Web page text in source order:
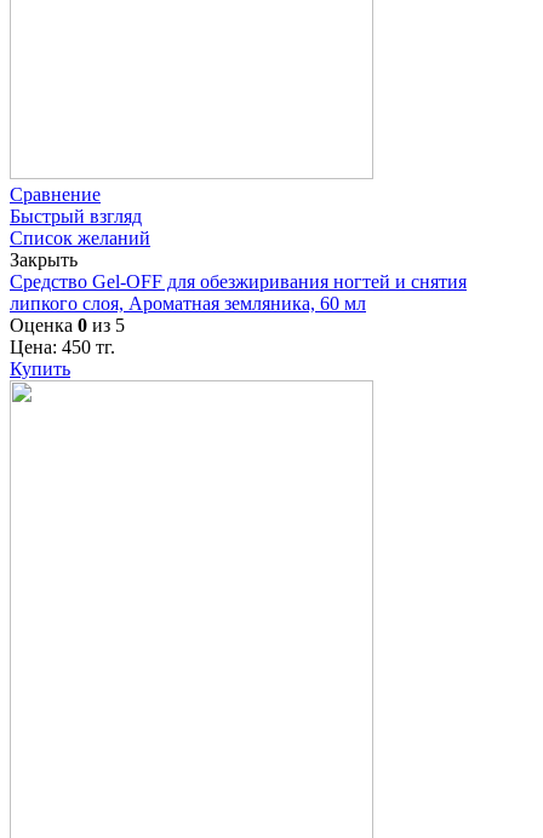
Сравнение
Быстрый взгляд
Список желаний
Закрыть
Средство Gel-OFF для обезжиривания ногтей и снятия
липкого слоя, Ароматная земляника, 60 мл
Оценка 0 из 5
Цена: 450 тг.
Купить